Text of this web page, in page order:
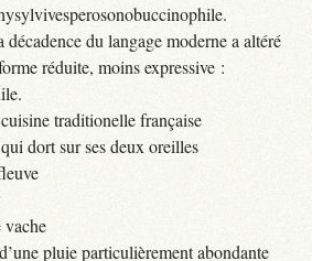
du langage moderne a altéré
réduite, moins expressive :
traditionelle française
dort sur ses deux oreilles
vache
pluie particulièrement abondante